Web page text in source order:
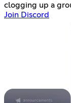
clogging up a
Join Discord